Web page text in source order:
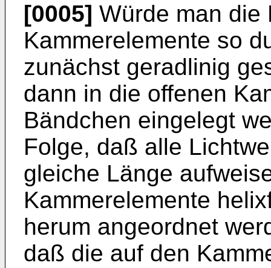
[0005] Würde man die
Kammerelemente so
zunächst geradlinig
dann in die offenen
Bändchen eingelegt
Folge, daß alle
gleiche Länge
Kammerelemente
herum angeordnet
daß die auf den